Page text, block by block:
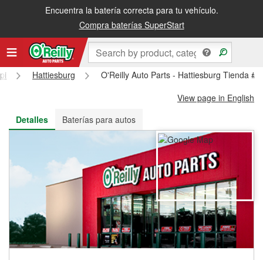
Encuentra la batería correcta para tu vehículo.
Compra baterías SuperStart
Recibe tu orden gratis al día siguiente o recógela en la tienda
Hattiesburg
O'Reilly Auto Parts - Hattiesburg Tienda
View page in English
Detalles
Baterías para autos